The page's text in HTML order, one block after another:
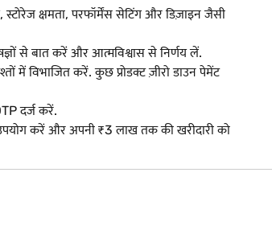
क्षमता, परफॉर्मेंस सेटिंग और डिज़ाइन जैसी
से बात करें और आत्मविश्वास से निर्णय लें.
विभाजित करें. कुछ प्रोडक्ट ज़ीरो डाउन पेमेंट
दर्ज करें.
करें और अपनी ₹3 लाख तक की खरीदारी को